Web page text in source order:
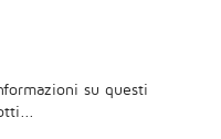
su questi